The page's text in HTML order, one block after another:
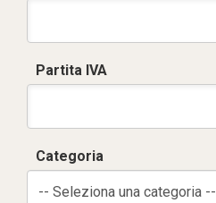
Partita IVA
Categoria
-- Seleziona una categoria --